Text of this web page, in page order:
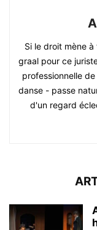
Si le droit mène
graal pour ce
professionnelle
danse - passe
d'un regard